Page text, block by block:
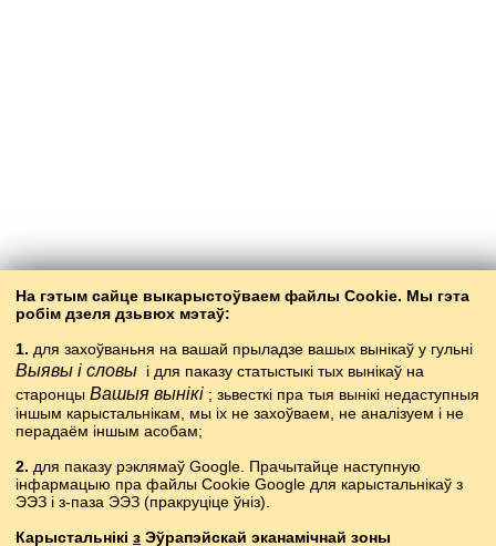
Back to the contents
На гэтым сайце выкарыстоўваем файлы Cookie. Мы гэта
робім дзеля дзьвюх мэтаў:
1. для захоўваньня на вашай прыладзе вашых вынікаў у гульні
Выявы і словы і для паказу статыстыкі тых вынікаў на
старонцы Вашыя вынікі ; зьвесткі пра тыя вынікі недаступныя
іншым карысталь­нікам, мы іх не захоўваем, не аналізуем і не
перадаём іншым асобам;
2. для паказу рэклямаў Google. Прачытайце наступную
інфармацыю пра файлы Cookie Google для карыстальнікаў з
ЭЭЗ і з-паза ЭЭЗ (пракруціце ўніз).
Карыстальнікі з Эўрапэйскай эканамічнай зоны
Copyright © 2015–2025 BALTOSLAV.
Усе правы абаронены.